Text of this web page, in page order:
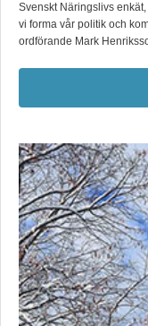
Svenskt Näringslivs
vi forma vår politik och
ordförande Mark